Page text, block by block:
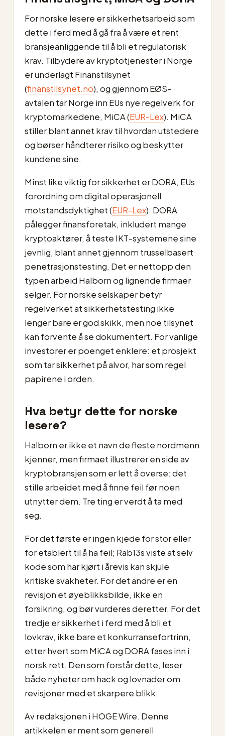
For norske lesere er sikkerhetsarbeid som
dette i ferd med å gå fra å være et rent
bransjeanliggende til å bli et regulatorisk
krav. Tilbydere av kryptotjenester i Norge
er underlagt Finanstilsynet
(finanstilsynet.no), og gjennom EØS-
avtalen tar Norge inn EUs nye regelverk for
kryptomarkedene, MiCA (EUR-Lex). MiCA
stiller blant annet krav til hvordan utstedere
og børser håndterer risiko og beskytter
kundene sine.
Minst like viktig for sikkerhet er DORA, EUs
forordning om digital operasjonell
motstandsdyktighet (EUR-Lex). DORA
pålegger finansforetak, inkludert mange
kryptoaktører, å teste IKT-systemene sine
jevnlig, blant annet gjennom trusselbasert
penetrasjonstesting. Det er nettopp den
typen arbeid Halborn og lignende firmaer
selger. For norske selskaper betyr
regelverket at sikkerhetstesting ikke
lenger bare er god skikk, men noe tilsynet
kan forvente å se dokumentert. For vanlige
investorer er poenget enklere: et prosjekt
som tar sikkerhet på alvor, har som regel
papirene i orden.
Hva betyr dette for norske
lesere?
Halborn er ikke et navn de fleste nordmenn
kjenner, men firmaet illustrerer en side av
kryptobransjen som er lett å overse: det
stille arbeidet med å finne feil før noen
utnytter dem. Tre ting er verdt å ta med
seg.
For det første er ingen kjede for stor eller
for etablert til å ha feil; Rab13s viste at selv
kode som har kjørt i årevis kan skjule
kritiske svakheter. For det andre er en
revisjon et øyeblikksbilde, ikke en
forsikring, og bør vurderes deretter. For det
tredje er sikkerhet i ferd med å bli et
lovkrav, ikke bare et konkurransefortrinn,
etter hvert som MiCA og DORA fases inn i
norsk rett. Den som forstår dette, leser
både nyheter om hack og lovnader om
revisjoner med et skarpere blikk.
Av redaksjonen i HOGE Wire. Denne
artikkelen er ment som generell